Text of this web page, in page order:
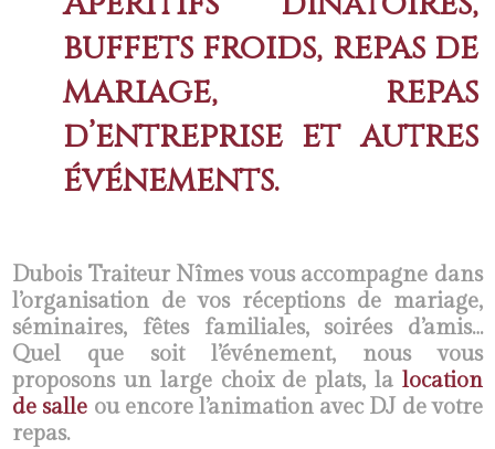
buffets froids, repas de
mariage, repas
d’entreprise et autres
événements.
Dubois Traiteur Nîmes vous accompagne dans
l’organisation de vos réceptions de mariage,
séminaires, fêtes familiales, soirées d’amis…
Quel que soit l’événement, nous vous
proposons un large choix de plats, la location
de salle ou encore l’animation avec DJ de votre
repas.